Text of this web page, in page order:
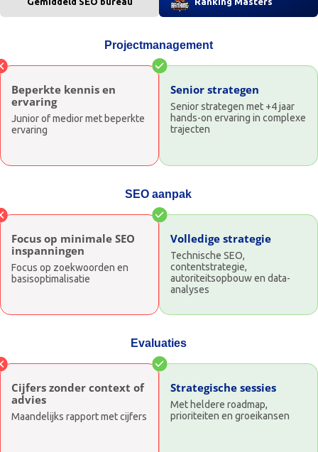
Projectmanagement
Beperkte kennis en
ervaring
Junior of medior met beperkte
ervaring
SEO aanpak
Focus op minimale SEO
inspanningen
Focus op zoekwoorden en
basisoptimalisatie
Evaluaties
Cijfers zonder context of
advies
Maandelijks rapport met cijfers
Senior strategen
Senior strategen met +4 jaar
hands-on ervaring in complexe
trajecten
Volledige strategie
Technische SEO,
contentstrategie,
autoriteitsopbouw en data-
analyses
Strategische sessies
Met heldere roadmap,
prioriteiten en groeikansen